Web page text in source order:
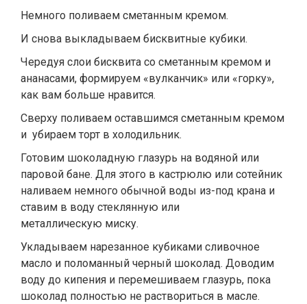
Немного поливаем сметанным кремом.
И снова выкладываем бисквитные кубики.
Чередуя слои бисквита со сметанным кремом и
ананасами, формируем «вулканчик» или «горку»,
как вам больше нравится.
Сверху поливаем оставшимся сметанным кремом
и убираем торт в холодильник.
Готовим шоколадную глазурь на водяной или
паровой бане. Для этого в кастрюлю или сотейник
наливаем немного обычной воды из-под крана и
ставим в воду стеклянную или
металлическую миску.
Укладываем нарезанное кубиками сливочное
масло и поломанный черный шоколад. Доводим
воду до кипения и перемешиваем глазурь, пока
шоколад полностью не раствориться в масле.